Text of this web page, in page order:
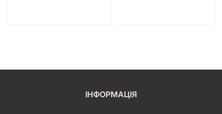
ІНФОРМАЦІЯ